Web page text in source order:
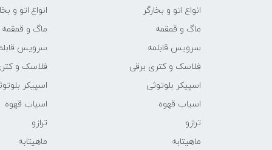
انواع اتو و بخارگر
ماگ و قمقمه
سرویس قابلمه
فلاسک و کتری برقی
اسپیکر بلوتوثی
اسیاب قهوه
ترازو
ماهیتابه
انواع اتو و
ماگ و قمقمه
سرویس
فلاسک و
اسپیکر
اسیاب قهوه
ترازو
ماهیتابه